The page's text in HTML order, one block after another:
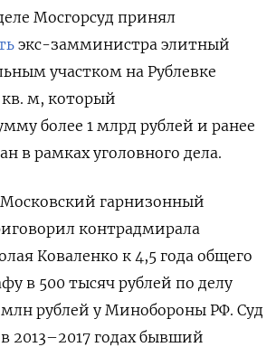
Мосгорсуд принял
экс-замминистра элитный
участком на Рублевке
м, который
более 1 млрд рублей и ранее
в рамках уголовного дела.
гарнизонный
контрадмирала
Коваленко к 4,5 года общего
в 500 тысяч рублей по делу
рублей у Минобороны РФ. Суд
2013–2017 годах бывший